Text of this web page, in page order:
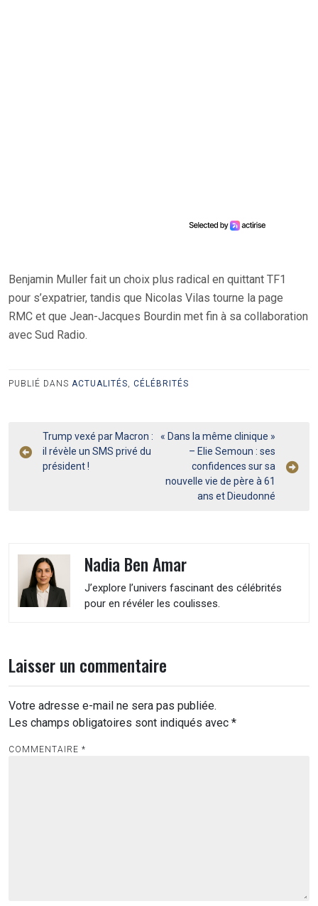
Benjamin Muller fait un choix plus radical en quittant TF1
pour s’expatrier, tandis que Nicolas Vilas tourne la page
RMC et que Jean-Jacques Bourdin met fin à sa collaboration
avec Sud Radio.
PUBLIÉ DANS ACTUALITÉS, CÉLÉBRITÉS
Navigation
de
Trump vexé par Macron :
il révèle un SMS privé du
président !
« Dans la même clinique »
– Elie Semoun : ses
confidences sur sa
nouvelle vie de père à 61
ans et Dieudonné
Nadia Ben Amar
J’explore l’univers fascinant des célébrités
pour en révéler les coulisses.
Laisser un commentaire
Votre adresse e-mail ne sera pas publiée.
Les champs obligatoires sont indiqués avec *
COMMENTAIRE *